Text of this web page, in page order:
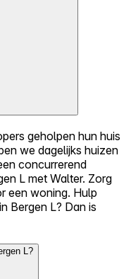
geholpen hun huis
we dagelijks huizen
concurrerend
L met Walter. Zorg
een woning. Hulp
Bergen L? Dan is
L?